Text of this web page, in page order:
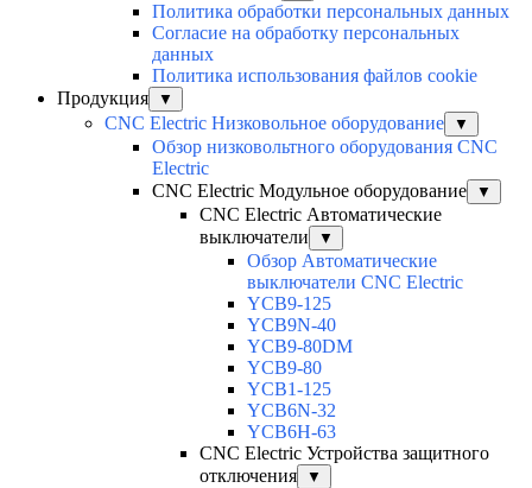
Политика обработки персональных данных
Согласие на обработку персональных
данных
Политика использования файлов cookie
Продукция
▼
CNC Electric Низковольное оборудование ▼
Обзор низковольтного оборудования CNC
Electric
CNC Electric Модульное оборудование
▼
CNC Electric Автоматические
выключатели
▼
Обзор Автоматические
выключатели CNC Electric
YCB9-125
YCB9N-40
YCB9-80DM
YCB9-80
YCB1-125
YCB6N-32
YCB6H-63
CNC Electric Устройства защитного
отключения
▼